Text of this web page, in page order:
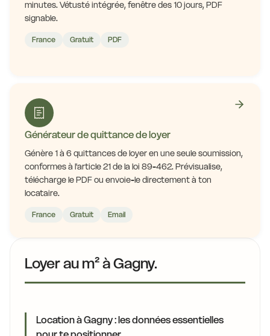
minutes. Vétusté intégrée, fenêtre des 10 jours, PDF
signable.
France Gratuit PDF
Générateur de quittance de loyer
Génère 1 à 6 quittances de loyer en une seule soumission,
conformes à l'article 21 de la loi 89-462. Prévisualise,
télécharge le PDF ou envoie-le directement à ton
locataire.
France Gratuit Email
Loyer au m² à Gagny.
Location à Gagny : les données essentielles